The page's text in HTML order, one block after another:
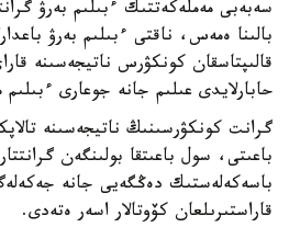
سەبەبى مەملەكەتتىك ءبىلىم بەرۋ
بالىنا ەمەس، ناقتى ءبىلىم بەرۋ
قالىپتاسقان كونكۋرس ناتيجەسىنە
حابارلايدى عىلىم جانە جوعارى ءبىلىم
گرانت كونكۋرسىنىڭ ناتيجەسىنە
باعىتى، سول باعىتقا بولىنگەن
باسەكەلەستىك دەڭگەيى جانە
قاراستىرىلعان كۆوتالار اسەر ەتەدى.